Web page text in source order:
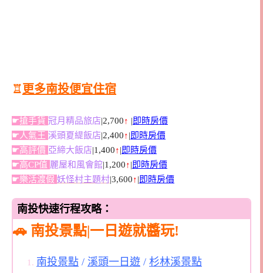
♖ 更多南投便宜住宿
☛搶手貨 冠月精品旅店|2,700↑ |即時房價
☛人氣王 溪頭夏緹飯店|2,400↑|即時房價
☛高評價 亞締大飯店|1,400↑|即時房價
☛高CP值 麗屋和風會館|1,200↑|即時房價
☛樂活渡假 妖怪村主題村|3,600↑|即時房價
南投快速行程攻略：
🚗 南投景點|一日遊就醬玩!
南投景點 / 溪頭一日遊 / 杉林溪景點